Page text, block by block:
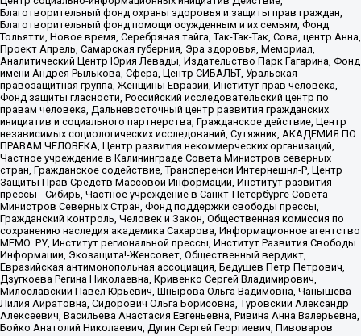
Благотворительный фонд охраны здоровья и защиты прав граждан,
Благотворительный фонд помощи осужденным и их семьям, Фонд
Тольятти, Новое время, Серебряная тайга, Так-Так-Так, Сова, центр Анна,
Проект Апрель, Самарская губерния, Эра здоровья, Мемориал,
Аналитический Центр Юрия Левады, Издательство Парк Гагарина, Фонд
имени Андрея Рылькова, Сфера, Центр СИБАЛЬТ, Уральская
правозащитная группа, Женщины Евразии, Институт прав человека,
Фонд защиты гласности, Российский исследовательский центр по
правам человека, Дальневосточный центр развития гражданских
инициатив и социального партнерства, Гражданское действие, Центр
независимых социологических исследований, Сутяжник, АКАДЕМИЯ ПО
ПРАВАМ ЧЕЛОВЕКА, Центр развития некоммерческих организаций,
Частное учреждение в Калининграде Совета Министров северных
стран, Гражданское содействие, Трансперенси Интернешнл-Р, Центр
Защиты Прав Средств Массовой Информации, Институт развития
прессы - Сибирь, Частное учреждение в Санкт-Петербурге Совета
Министров Северных Стран, Фонд поддержки свободы прессы,
Гражданский контроль, Человек и Закон, Общественная комиссия по
сохранению наследия академика Сахарова, Информационное агентство
МЕМО. РУ, Институт региональной прессы, Институт Развития Свободы
Информации, Экозащита!-Женсовет, Общественный вердикт,
Евразийская антимонопольная ассоциация, Бедушев Петр Петрович,
Дзугкоева Регина Николаевна, Кривенко Сергей Владимирович,
Милославский Павел Юрьевич, Шнырова Ольга Вадимовна, Чанышева
Лилия Айратовна, Сидорович Ольга Борисовна, Туровский Александр
Алексеевич, Васильева Анастасия Евгеньевна, Ривина Анна Валерьевна,
Бойко Анатолий Николаевич, Дугин Сергей Георгиевич, Пивоваров